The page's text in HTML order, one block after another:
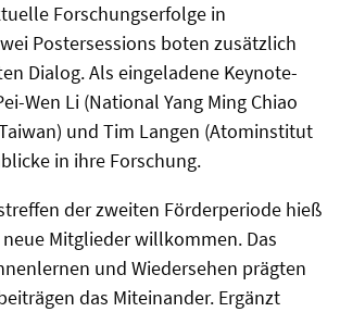
Forschungserfolge in
Postersessions boten zusätzlich
Dialog. Als eingeladene Keynote-
Wen Li (National Yang Ming Chiao
und Tim Langen (Atominstitut
in ihre Forschung.
der zweiten Förderperiode hieß
Mitglieder willkommen. Das
und Wiedersehen prägten
das Miteinander. Ergänzt